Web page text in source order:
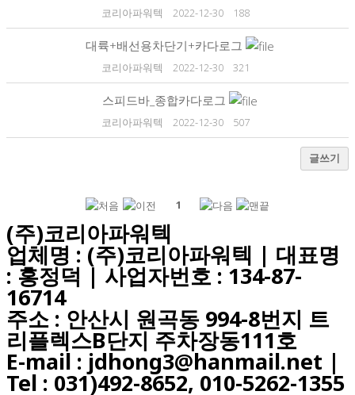
코리아파워텍 2022-12-30 188
대륙+배선용차단기+카다로그
코리아파워텍 2022-12-30 321
스피드바_종합카다로그
코리아파워텍 2022-12-30 507
글쓰기
1
(주)코리아파워텍
업체명 : (주)코리아파워텍 | 대표명
: 홍정덕 | 사업자번호 : 134-87-
16714
주소 : 안산시 원곡동 994-8번지 트
리플렉스B단지 주차장동111호
E-mail : jdhong3@hanmail.net |
Tel : 031)492-8652, 010-5262-1355